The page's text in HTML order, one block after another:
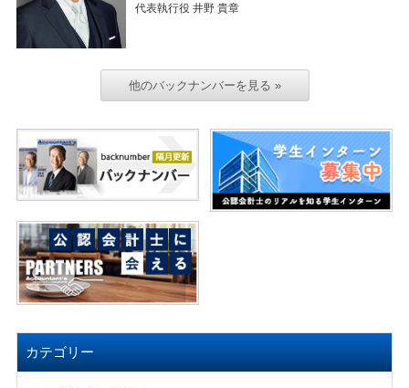
代表執行役 井野 貴章
他のバックナンバーを見る »
カテゴリー